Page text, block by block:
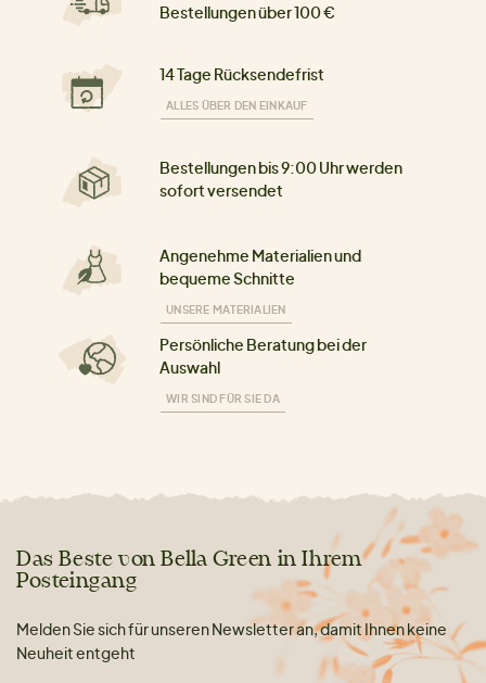
Bestellungen über 100 €
14 Tage Rücksendefrist
ALLES ÜBER DEN EINKAUF
Bestellungen bis 9:00 Uhr werden
sofort versendet
Angenehme Materialien und
bequeme Schnitte
UNSERE MATERIALIEN
Persönliche Beratung bei der
Auswahl
WIR SIND FÜR SIE DA
Das Beste von Bella Green in Ihrem
Posteingang
Melden Sie sich für unseren Newsletter an, damit Ihnen keine
Neuheit entgeht